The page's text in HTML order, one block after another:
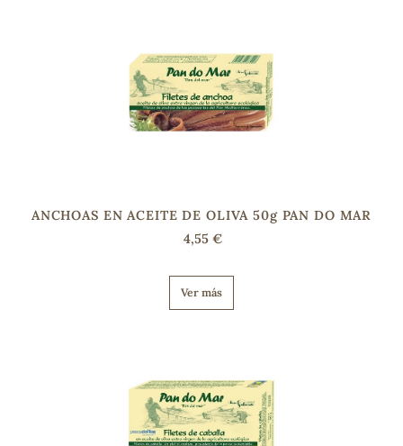
ANCHOAS EN ACEITE DE OLIVA 50g PAN DO MAR
4,55 €
Ver más